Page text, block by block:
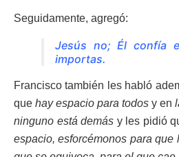
Seguidamente, agregó:
Jesús no; Él confía
importas.
Francisco también les habló
que hay espacio para todos y en
ninguno está demás y les pidió
espacio, esforcémonos para que